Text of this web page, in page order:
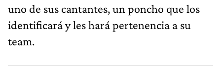
uno de sus cantantes, un poncho que los
identificará y les hará pertenencia a su
team.